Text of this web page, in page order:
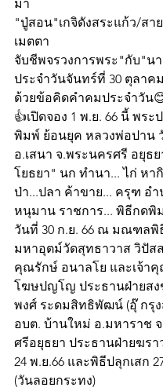
มา
"ปู่สอน"เกจิดังสระแก้ว/สา
เมตตา
จับชีพจรวงการพระ"กับ"น
ประจำวันจันทร์ที่ 30 ตุลาคม
ด้วยข้อคิดคำคมประจำวัน
👍เปิดจอง 1 พ.ย. 66 นี้ พระ
พิมพ์ ย้อนยุค หลวงพ่อปาน
อ.เสนา จ.พระนครศรี อยุธ
โยธยา" นก ทำนา... ไก่ หา
ป่า...ปลา ค้าขาย... ครุฑ อำ
หนุมาน ราชการ... พิธีกดพิ
วันที่ 30 ก.ย. 66 ณ มณฑลพิ
มหาอุตม์วัดสุทธาวาส วิปัส
คุณรักษ์ อนาลโย และเจ้า
โฆษปญโญ ประธานฝ่ายสง
พงศ์ ระดมสิทธิพัฒน์ (อุ๊ กรุง
อบต. บ้านใหม่ อ.มหาราช
ศรีอยุธยา ประธานฝ่ายฆรา
24 พ.ย.66 และพิธีปลุกเสก
(วันลอยกระทง)